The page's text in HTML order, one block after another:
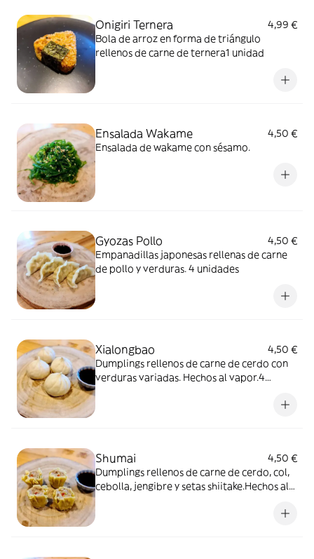
Onigiri Ternera
4,99 €
Bola de arroz en forma de triángulo
rellenos de carne de ternera1 unidad
Ensalada Wakame
4,50 €
Ensalada de wakame con sésamo.
Gyozas Pollo
4,50 €
Empanadillas japonesas rellenas de carne
de pollo y verduras. 4 unidades
Xialongbao
4,50 €
Dumplings rellenos de carne de cerdo con
verduras variadas. Hechos al vapor.4
Shumai
4,50 €
Dumplings rellenos de carne de cerdo, col,
cebolla, jengibre y setas shiitake.Hechos al